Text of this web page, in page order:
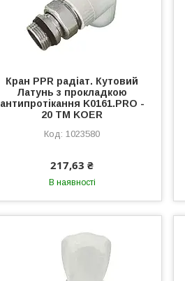
Кран PPR радіат. Кутовий
Латунь з прокладкою
антипротікання K0161.PRO -
20 ТМ KOER
1023580
217,63 ₴
В наявності